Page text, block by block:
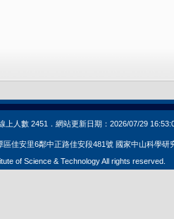
上人數 2451．網站更新日期：2026/07/29
佳安里6鄰中正路佳安段481號 國家中山科學研
of Science & Technology All rights reserved.